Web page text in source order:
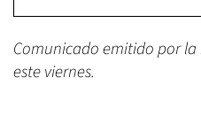
Comunicado emitido por
este viernes.